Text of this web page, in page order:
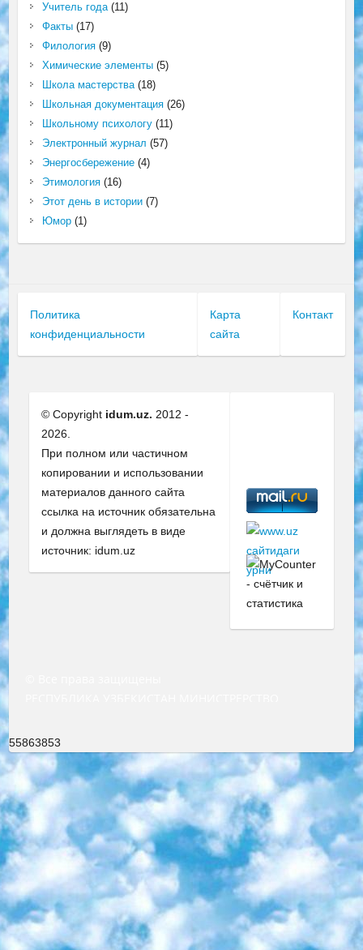
Учитель года(11)
Факты(17)
Филология(9)
Химические элементы(5)
Школа мастерства(18)
Школьная документация(26)
Школьному психологу(11)
Электронный журнал (57)
Энергосбережение(4)
Этимология(16)
Этот день в истории(7)
Юмор(1)
Политика
конфиденциальности
Карта
сайта
Контакт
© Copyright idum.uz. 2012 -
2026.
При полном или частичном
копировании и использовании
материалов данного сайта
ссылка на источник обязательна
и должна выглядеть в виде
источник: idum.uz
55863853